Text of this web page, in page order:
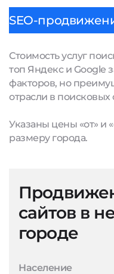
SEO-
Стоимость услуг
топ Яндекс и Google
факторов, но
отрасли в поисковых
Указаны цены «от» и
размеру города.
сайтов в
городе
Население